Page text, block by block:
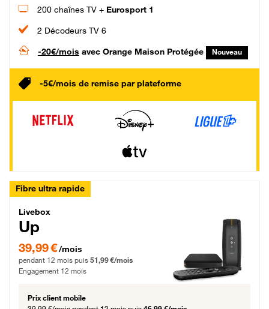
200 chaînes TV + Eurosport 1
2 Décodeurs TV 6
-20€/mois avec Orange Maison Protégée Nouveau
-5€/mois de remise par plateforme
Fibre ultra rapide
Livebox Up Fibre
Livebox
Up
39,99 € par mois pendant 12 mois puis 51,99 € par mois, Engagement 12 mois
39,99 €/mois
pendant 12 mois puis 51,99 €/mois
Engagement 12 mois
Prix client mobile